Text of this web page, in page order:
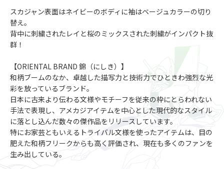
スカジャン表面はネイビーのボディに袖はベージュカラーの切り
替え。
背中に刺繍されたレイと桜のミックスされた刺繍がインパクト抜
群！
【ORIENTAL BRAND 錦（にしき）】
和柄ブームのなか、卓越した描写力と技術力でひときわ強烈な光
彩を放っているブランド。
日本に古来より伝わる文様やモチーフを従来の枠にとらわれない
手法で表現し、アメカジアイテムを中心とした現代的なスタイル
に落とし込んだ数々の傑作品をリリースしています。
特にお家芸ともいえるトライバル文様を使ったアイテムは、目の
肥えた和柄フリークからも高く評価され、現在も多くのファンを
生み出している。